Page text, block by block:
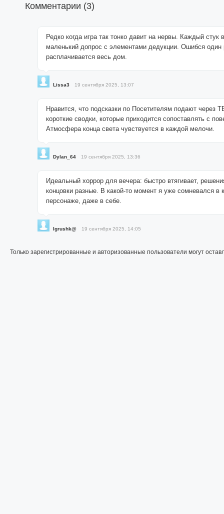
Комментарии (3)
Редко когда игра так тонко давит на нервы. Каждый
маленький допрос с элементами дедукции. Ошибся
расплачивается весь дом.
Lissa3 19 сентября 2025, 13:07
Нравится, что подсказки по Посетителям подают через
короткие сводки, которые приходится сопоставлять с
Атмосфера конца света чувствуется в каждой мелочи.
Dylan_64 19 сентября 2025, 13:36
Идеальный хоррор для вечера: быстро втягивает,
концовки разные. В какой-то момент я уже сомневался в
персонаже, даже в себе.
Igrushk@ 19 сентября 2025, 14:05
Только зарегистрированные и авторизованные пользователи могут